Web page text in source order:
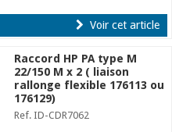
Voir cet article
Raccord HP PA type M
22/150 M x 2 ( liaison
rallonge flexible 176113 ou
176129)
Ref. ID-CDR7062